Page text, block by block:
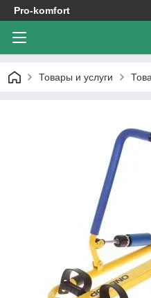
Pro-komfort
Товары и услуги